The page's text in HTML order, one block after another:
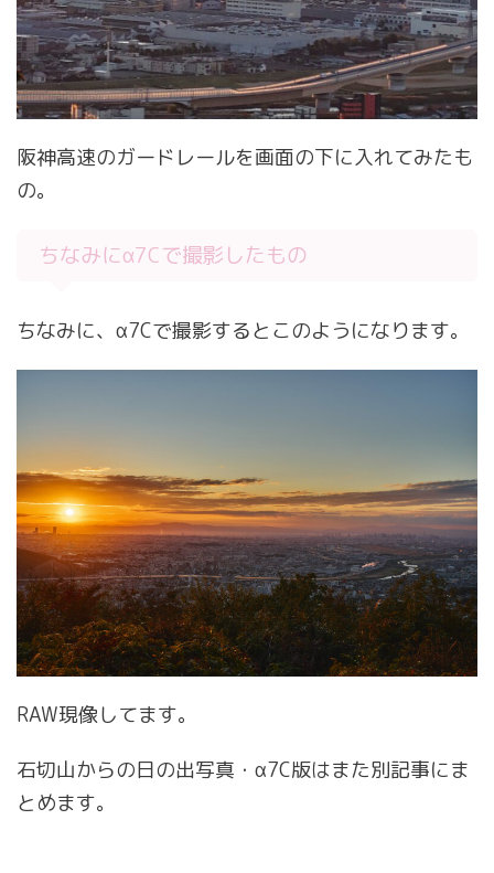
阪神高速のガードレールを画面の下に入れてみたも
の。
ちなみにα7Cで撮影したもの
ちなみに、α7Cで撮影するとこのようになります。
RAW現像してます。
石切山からの日の出写真・α7C版はまた別記事にま
とめます。